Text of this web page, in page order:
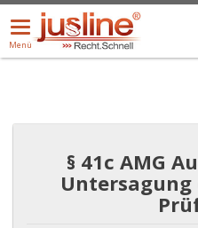
Menü
öffnen/schließen
Menü
ALLE DROPDOWN:
§ 41c AMG